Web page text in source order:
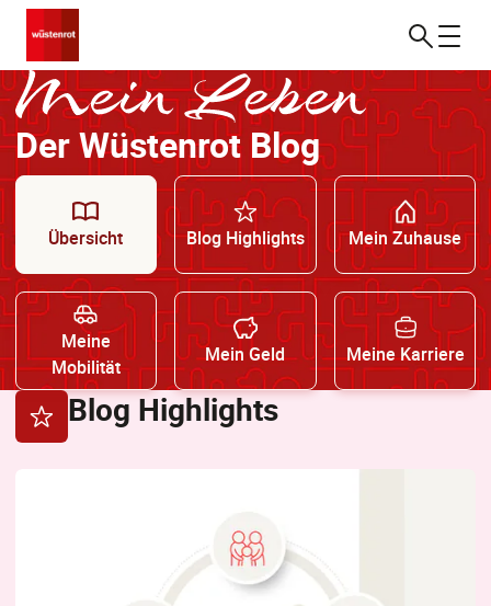
Mein
Leben
Der Wüstenrot Blog
Übersicht Blog Highlights Mein Zuhause
Meine
Mobilität
Mein Geld Meine Karriere
Blog Highlights